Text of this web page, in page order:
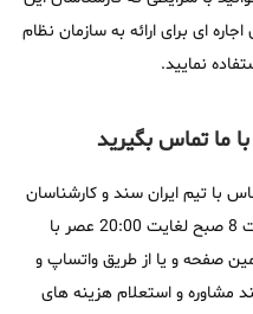
ای برای ارائه به سازمان نظام
نمایید.
ما تماس بگیرید
با تیم ایران سند و کارشناسان
این مجموعه میتوانید همه روزه از ساعت 8 صبح لغایت 20:00 عصر با
صفحه و یا از طریق واتساپ و
مشاوره و استعلام هزینه های